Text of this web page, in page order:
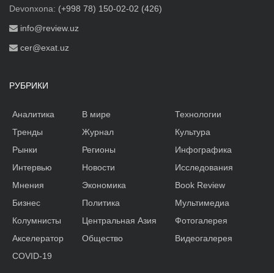
Devonxona: (+998 78) 150-02-02 (426)
info@review.uz
cer@exat.uz
РУБРИКИ
Аналитика
Тренды
Рынки
Интервью
Мнения
Бизнес
Колумнисты
Акселератор
В мире
Журнал
Регионы
Новости
Экономика
Политика
Центральная Азия
Общество
Технологии
Культура
Инфографика
Исследования
Book Review
Мультимедиа
Фотогалерея
Видеогалерея
COVID-19